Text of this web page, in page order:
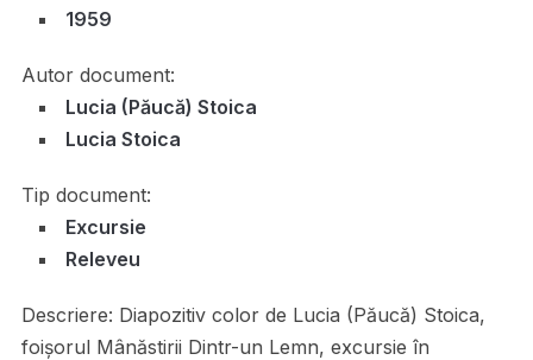
1959
Autor document:
Lucia (Păucă) Stoica
Lucia Stoica
Tip document:
Excursie
Releveu
Descriere: Diapozitiv color de Lucia (Păucă) Stoica,
foișorul Mânăstirii Dintr-un Lemn, excursie în